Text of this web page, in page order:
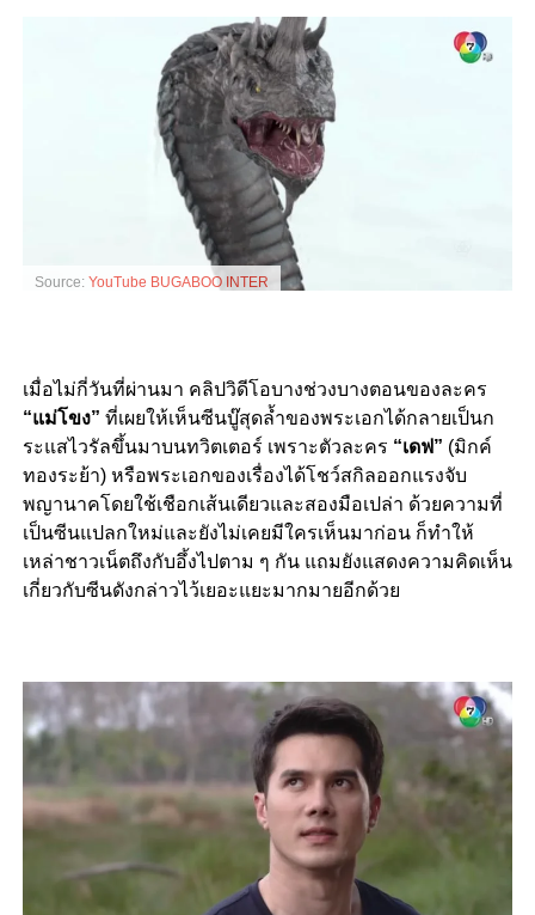
Source: YouTube BUGABOO INTER
เมื่อไม่กี่วันที่ผ่านมา คลิปวิดีโอบางช่วงบางตอนของละคร
“แม่โขง” ที่เผยให้เห็นซีนบู๊สุดล้ำของพระเอกได้กลายเป็นก
ระแสไวรัลขึ้นมาบนทวิตเตอร์ เพราะตัวละคร “เดฟ” (มิกค์
ทองระย้า) หรือพระเอกของเรื่องได้โชว์สกิลออกแรงจับ
พญานาคโดยใช้เชือกเส้นเดียวและสองมือเปล่า ด้วยความที่
เป็นซีนแปลกใหม่และยังไม่เคยมีใครเห็นมาก่อน ก็ทำให้
เหล่าชาวเน็ตถึงกับอึ้งไปตาม ๆ กัน แถมยังแสดงความคิดเห็น
เกี่ยวกับซีนดังกล่าวไว้เยอะแยะมากมายอีกด้วย